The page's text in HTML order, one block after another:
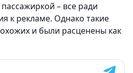
– все ради
к рекламе. Однако такие
и были расценены как